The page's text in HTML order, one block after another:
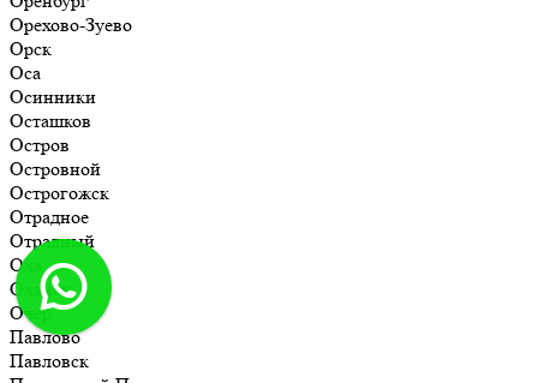
Орехово-Зуево
Орск
Оса
Осинники
Осташков
Остров
Островной
Острогожск
Отрадное
Отрадный
Оха
Оханск
Очёр
Павлово
Павловск